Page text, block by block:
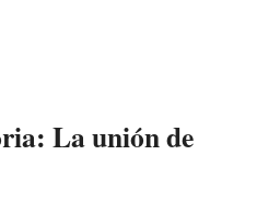
La unión de